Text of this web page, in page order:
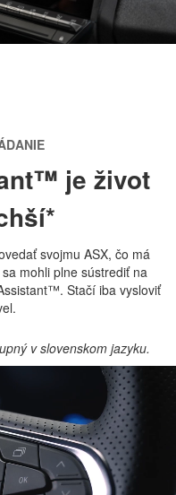
je život
svojmu ASX, čo má
mohli plne sústrediť na
Stačí iba vysloviť
v slovenskom jazyku.